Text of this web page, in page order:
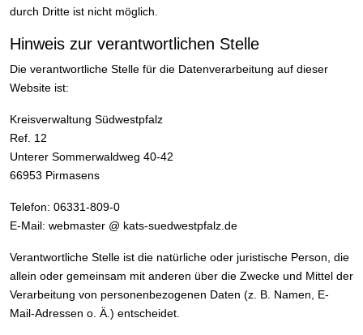
durch Dritte ist nicht möglich.
Hinweis zur verantwortlichen Stelle
Die verantwortliche Stelle für die Datenverarbeitung auf dieser
Website ist:
Kreisverwaltung Südwestpfalz
Ref. 12
Unterer Sommerwaldweg 40-42
66953 Pirmasens
Telefon: 06331-809-0
E-Mail: webmaster @ kats-suedwestpfalz.de
Verantwortliche Stelle ist die natürliche oder juristische Person, die
allein oder gemeinsam mit anderen über die Zwecke und Mittel der
Verarbeitung von personenbezogenen Daten (z. B. Namen, E-
Mail-Adressen o. Ä.) entscheidet.